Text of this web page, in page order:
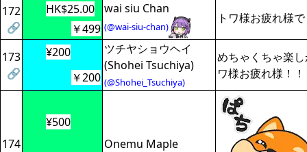
172
🔗
HK$25.00 wai siu Chan
(@wai-siu-chan)
トワ様お疲れ様
￥499
173
🔗
¥200
ツチヤショウヘイ
(Shohei Tsuchiya)
(@Shohei_Tsuchiya)
めちゃくちゃ楽
ワ様お疲れ様！！
￥200
174
¥500
Onemu Maple